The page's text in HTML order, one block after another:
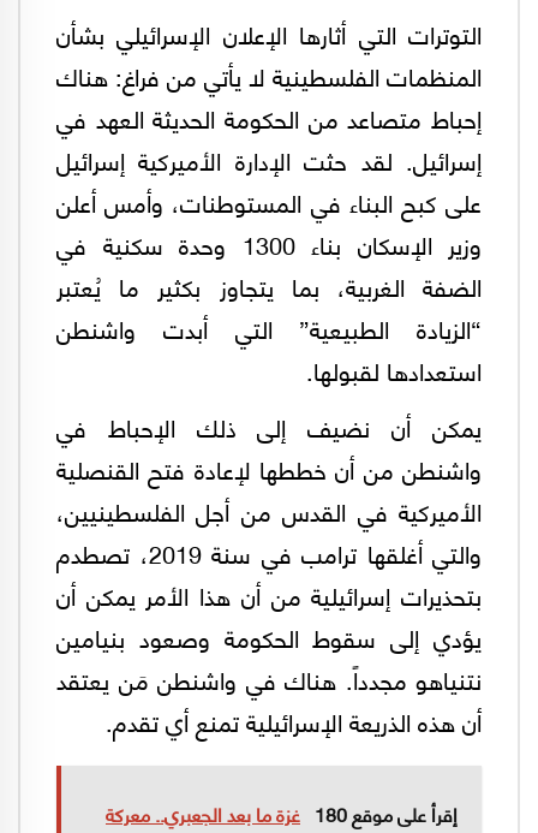
التوترات التي أثارها الإعلان الإسرائيلي بشأن
المنظمات الفلسطينية لا يأتي من فراغ: هناك
إحباط متصاعد من الحكومة الحديثة العهد في
إسرائيل. لقد حثت الإدارة الأميركية إسرائيل
على كبح البناء في المستوطنات، وأمس أعلن
وزير الإسكان بناء 1300 وحدة سكنية في
الضفة الغربية، بما يتجاوز بكثير ما يُعتبر
“الزيادة الطبيعية” التي أبدت واشنطن
استعدادها لقبولها.
يمكن أن نضيف إلى ذلك الإحباط في
واشنطن من أن خططها لإعادة فتح القنصلية
الأميركية في القدس من أجل الفلسطينيين،
والتي أغلقها ترامب في سنة 2019، تصطدم
بتحذيرات إسرائيلية من أن هذا الأمر يمكن أن
يؤدي إلى سقوط الحكومة وصعود بنيامين
نتنياهو مجدداً. هناك في واشنطن مَن يعتقد
أن هذه الذريعة الإسرائيلية تمنع أي تقدم.
إقرأ على موقع 180
غزة ما بعد الجعبري.. معركة